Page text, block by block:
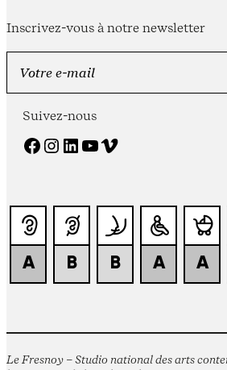
Inscrivez-vous à notre newsletter
Suivez-nous
Facebook Instagram LinkedIn YouTube Vimeo
Le Fresnoy – Studio national des arts